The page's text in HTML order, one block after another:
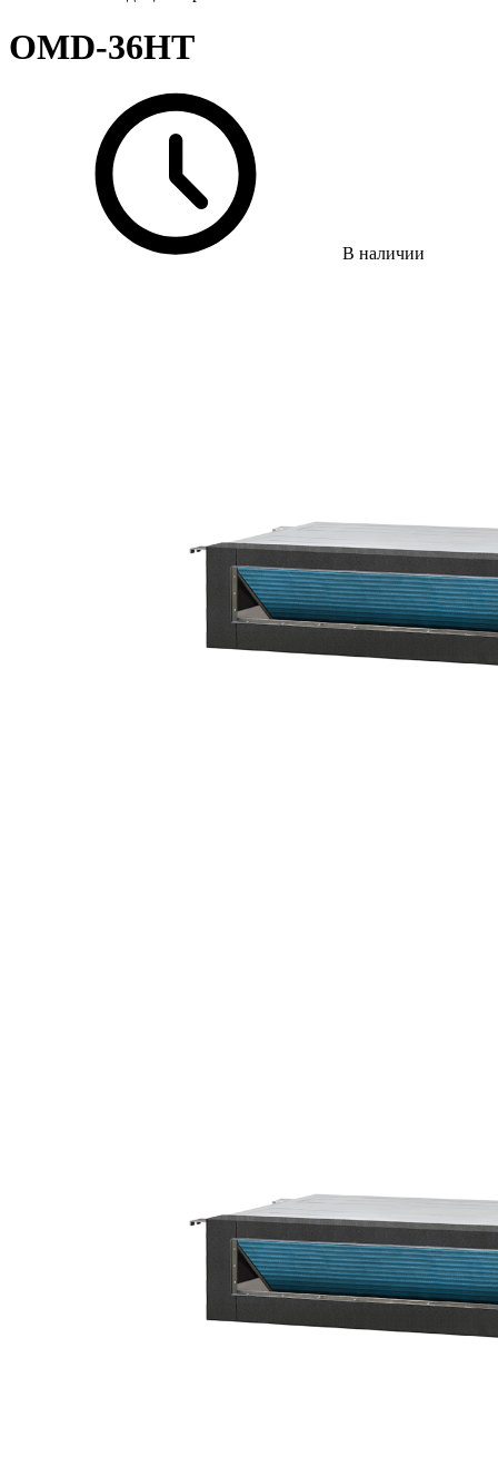
OMD-36HT
В наличии